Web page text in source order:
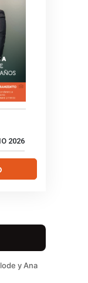
2026
y Ana